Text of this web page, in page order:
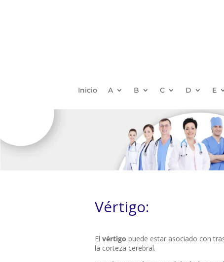
Inicio A B C D E
Vértigo:
El vértigo puede estar asociado con
la corteza cerebral.